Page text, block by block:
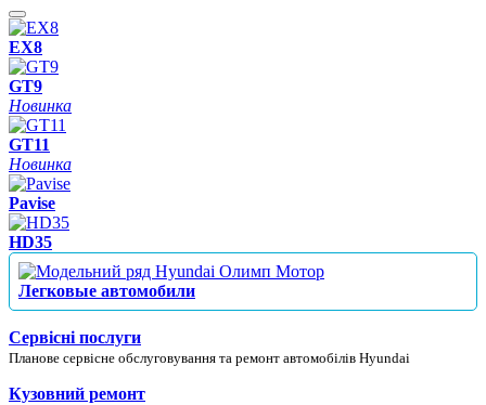
EX8
GT9
Новинка
GT11
Новинка
Pavise
HD35
Легковые автомобили
Сервісні послуги
Планове сервісне обслуговування та ремонт автомобілів Hyundai
Кузовний ремонт